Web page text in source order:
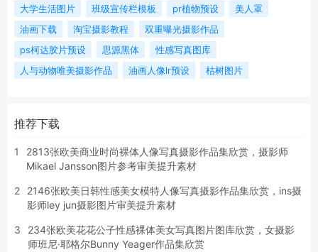
大学生活图片
班级宣传栏模板 pr植物预设
美人罩
油画下载
淘宝摄影教程
双重曝光摄影作品
ps柯达胶片预设
思源黑体
性感写真图库
人与动物唯美摄影作品
油画人像lr预设 枯树图片
推荐下载
1
2813张欧美商业时尚裸体人像写真摄影作品集欣赏，摄影师
Mikael Jansson图片参考审美提升素材
2
2146张欧美日韩性感美女模特人像写真摄影作品集欣赏，ins摄
影师ley jun摄影图片审美提升素材
3
234张欧美花花公子性感裸体美女写真图片图库欣赏，女摄影
师班尼·耶格尔Bunny Yeager作品集欣赏